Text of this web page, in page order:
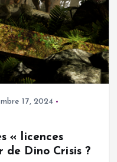
17, 2024
« licences
Dino Crisis ?